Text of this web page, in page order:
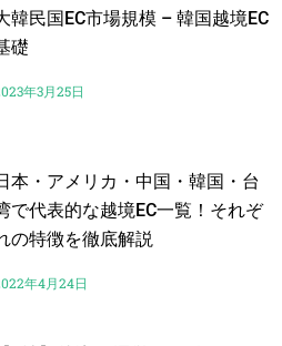
韓民国EC市場規模 – 韓国越境EC
礎
年3月25日
本・アメリカ・中国・韓国・台
で代表的な越境EC一覧！それぞ
の特徴を徹底解説
年4月24日